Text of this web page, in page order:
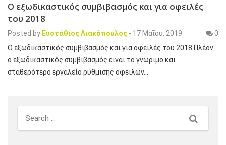
Ο εξωδικαστικός συμβιβασμός και για οφειλές
του 2018
Posted by Ευστάθιος Λιακόπουλος - 17 Μαΐου, 2019
0
Ο εξωδικαστικός συμβιβασμός και για οφειλές του 2018 Πλέον
ο εξωδικαστικός συμβιβασμός είναι το γνώριμο και
σταθερότερο εργαλείο ρύθμισης οφειλών…
Search